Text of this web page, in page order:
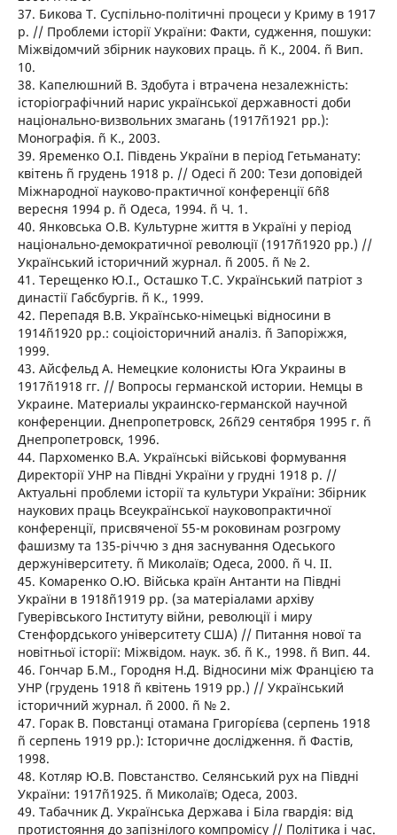
37. Бикова Т. Суспільно-політичні процеси у Криму в 1917
р. // Проблеми історії України: Факти, судження, пошуки:
Міжвідомчий збірник наукових праць. ñ К., 2004. ñ Вип.
10.
38. Капелюшний В. Здобута і втрачена незалежність:
історіографічний нарис української державності доби
національно-визвольних змагань (1917ñ1921 рр.):
Монографія. ñ К., 2003.
39. Яременко О.І. Південь України в період Гетьманату:
квітень ñ грудень 1918 р. // Одесі ñ 200: Тези доповідей
Міжнародної науково-практичної конференції 6ñ8
вересня 1994 р. ñ Одеса, 1994. ñ Ч. 1.
40. Янковська О.В. Культурне життя в Україні у період
національно-демократичної революції (1917ñ1920 рр.) //
Український історичний журнал. ñ 2005. ñ № 2.
41. Терещенко Ю.І., Осташко Т.С. Український патріот з
династії Габсбургів. ñ К., 1999.
42. Перепадя В.В. Українсько-німецькі відносини в
1914ñ1920 рр.: соціоісторичний аналіз. ñ Запоріжжя,
1999.
43. Айсфельд А. Немецкие колонисты Юга Украины в
1917ñ1918 гг. // Вопросы германской истории. Немцы в
Украине. Материалы украинско-германской научной
конференции. Днепропетровск, 26ñ29 сентября 1995 г. ñ
Днепропетровск, 1996.
44. Пархоменко В.А. Українські військові формування
Директорії УНР на Півдні України у грудні 1918 р. //
Актуальні проблеми історії та культури України: Збірник
наукових праць Всеукраїнської науковопрактичної
конференції, присвяченої 55-м роковинам розгрому
фашизму та 135-річчю з дня заснування Одеського
держуніверситету. ñ Миколаїв; Одеса, 2000. ñ Ч. ІІ.
45. Комаренко О.Ю. Війська країн Антанти на Півдні
України в 1918ñ1919 рр. (за матеріалами архіву
Гуверівського Інституту війни, революції і миру
Стенфордського університету США) // Питання нової та
новітньої історії: Міжвідом. наук. зб. ñ К., 1998. ñ Вип. 44.
46. Гончар Б.М., Городня Н.Д. Відносини між Францією та
УНР (грудень 1918 ñ квітень 1919 рр.) // Український
історичний журнал. ñ 2000. ñ № 2.
47. Горак В. Повстанці отамана Григорíєва (серпень 1918
ñ серпень 1919 рр.): Історичне дослідження. ñ Фастів,
1998.
48. Котляр Ю.В. Повстанство. Селянський рух на Півдні
України: 1917ñ1925. ñ Миколаїв; Одеса, 2003.
49. Табачник Д. Українська Держава і Біла гвардія: від
протистояння до запізнілого компромісу // Політика і час.